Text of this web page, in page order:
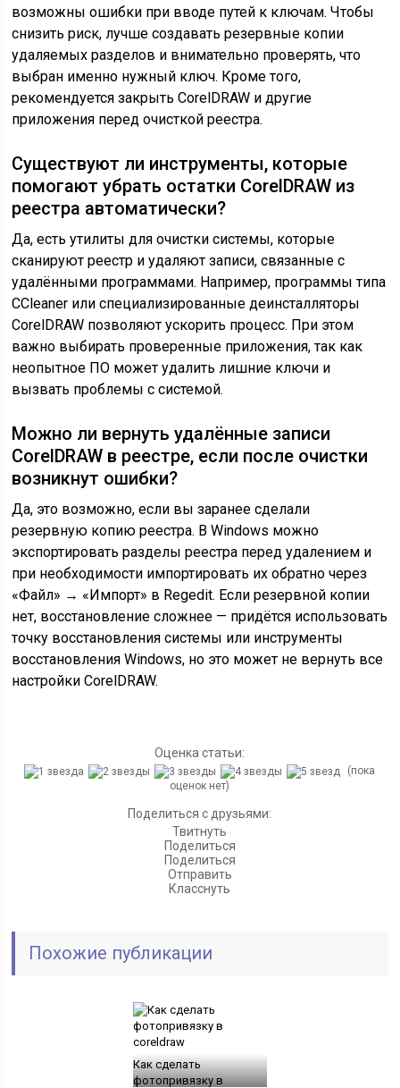
возможны ошибки при вводе путей к ключам. Чтобы
снизить риск, лучше создавать резервные копии
удаляемых разделов и внимательно проверять, что
выбран именно нужный ключ. Кроме того,
рекомендуется закрыть CorelDRAW и другие
приложения перед очисткой реестра.
Существуют ли инструменты, которые
помогают убрать остатки CorelDRAW из
реестра автоматически?
Да, есть утилиты для очистки системы, которые
сканируют реестр и удаляют записи, связанные с
удалёнными программами. Например, программы типа
CCleaner или специализированные деинсталляторы
CorelDRAW позволяют ускорить процесс. При этом
важно выбирать проверенные приложения, так как
неопытное ПО может удалить лишние ключи и
вызвать проблемы с системой.
Можно ли вернуть удалённые записи
CorelDRAW в реестре, если после очистки
возникнут ошибки?
Да, это возможно, если вы заранее сделали
резервную копию реестра. В Windows можно
экспортировать разделы реестра перед удалением и
при необходимости импортировать их обратно через
«Файл» → «Импорт» в Regedit. Если резервной копии
нет, восстановление сложнее — придётся использовать
точку восстановления системы или инструменты
восстановления Windows, но это может не вернуть все
настройки CorelDRAW.
Оценка статьи:
(пока
оценок нет)
Поделиться с друзьями:
Твитнуть
Поделиться
Поделиться
Отправить
Класснуть
Похожие публикации
Как сделать
фотопривязку в